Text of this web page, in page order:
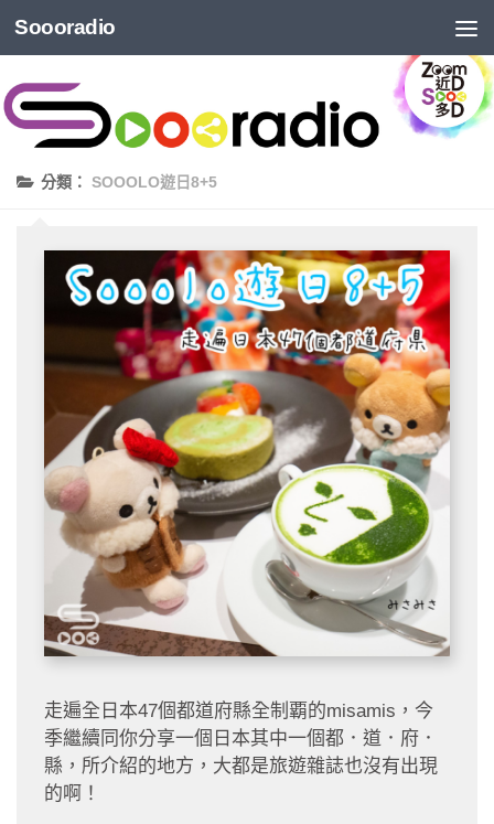
Soooradio
分類： SOOOLO遊日8+5
走遍全日本47個都道府縣全制覇的misamis，今
季繼續同你分享一個日本其中一個都．道．府．
縣，所介紹的地方，大都是旅遊雜誌也沒有出現
的啊！